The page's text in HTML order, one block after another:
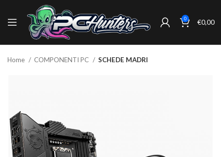
0 €0,00
Home COMPONENTI PC SCHEDE MADRI